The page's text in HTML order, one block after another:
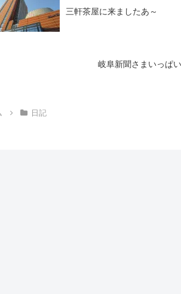
三軒茶屋に来ましたあ～
岐阜新聞さまいっぱ
日記